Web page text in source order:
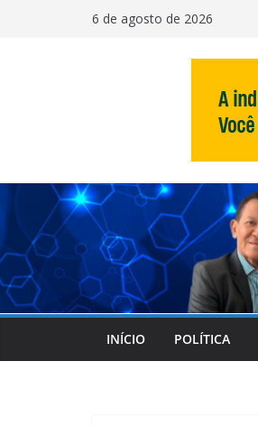
6 de agosto de 2026
INÍCIO POLÍTICA